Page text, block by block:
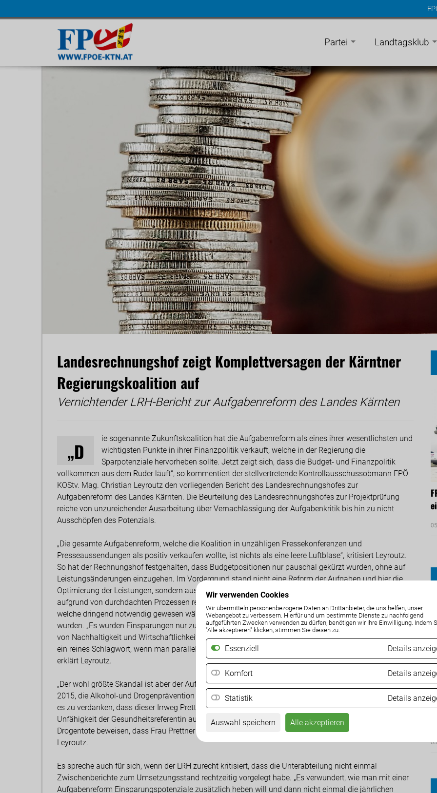
Wir verwenden Cookies
Wir übermitteln personenbezogene Daten an Drittanbieter, die uns helfen, unser
Webangebot zu verbessern. Hierfür und um bestimmte Dienste zu nachfolgend
aufgeführten Zwecken verwenden zu dürfen, benötigen wir Ihre Einwilligung. Indem
"Alle akzeptieren" klicken, stimmen Sie diesen zu.
Essenziell Details
Komfort Details
Statistik Details
Auswahl speichern Alle akzeptieren
Navigation
Partei Landtagsklub
Landesrechnungshof zeigt Komplettversagen der Kärntner
Regierungskoalition auf
Vernichtender LRH-Bericht zur Aufgabenreform des Landes Kärnten
„D
ie sogenannte Zukunftskoalition hat die Aufgabenreform als eines ihrer wesentlichsten und
wichtigsten Punkte in ihrer Finanzpolitik verkauft, welche in der Regierung die
Sparpotenziale hervorheben sollte. Jetzt zeigt sich, dass die Budget- und Finanzpolitik
vollkommen aus dem Ruder läuft“, so kommentiert der stellvertretende Kontrollausschussobmann FPÖ-
KOStv. Mag. Christian Leyroutz den vorliegenden Bericht des Landesrechnungshofes zur
Aufgabenreform des Landes Kärnten. Die Beurteilung des Landesrechnungshofes zur Projektprüfung
reiche von unzureichender Ausarbeitung über Vernachlässigung der Aufgabenkritik bis hin zu nicht
Ausschöpfen des Potenzials.
„Die gesamte Aufgabenreform, welche die Koalition in unzähligen Pressekonferenzen und
Presseaussendungen als positiv verkaufen wollte, ist nichts als eine leere Luftblase“, kritisiert Leyroutz.
So hat der Rechnungshof festgehalten, dass Budgetpositionen nur pauschal gekürzt wurden, ohne auf
Leistungsänderungen einzugehen. Im Vordergrund stand nicht eine Reform der Aufgaben und hier die
Optimierung der Leistungen, sondern ausschließlich ein Einsparungsziel. Einsparungen wurden nicht
aufgrund von durchdachten Prozessen realisiert und nicht auf der Grundlage von Reformvorschlägen,
welche dringend notwendig gewesen wären, sondern nur indem Bürgern Leistungen weggenommen
wurden. „Es wurden Einsparungen nur zu Lasten der Kärntner Bevölkerung durchgeführt, kein Thema
von Nachhaltigkeit und Wirtschaftlichkeit. Das Schlagwort Wirkungsorientierung der Verwaltung bleibt
ein reines Schlagwort, wenn man parallel zwei aufeinander nicht abgestimmte Reformen verfolgt“,
erklärt Leyroutz.
„Der wohl größte Skandal ist aber der Auftrag der Gesundheitsreferentin LHStv. Prettner aus dem Jahr
2015, die Alkohol-und Drogenprävention zu kürzen bzw. einzustellen. Nur der zuständigen Abteilung ist
es zu verdanken, dass dieser Irrweg Prettners gestoppt wurde. Allein dieses Beispiel zeigt die
Unfähigkeit der Gesundheitsreferentin auf, mit den wirklichen Problemen des Landes umzugehen. 20
Drogentote beweisen, dass Frau Prettner das Problem weder damals noch heute erkannt hat“, bekräftigt
Leyroutz.
Es spreche auch für sich, wenn der LRH zurecht kritisiert, dass die Unterabteilung nicht einmal
Zwischenberichte zum Umsetzungsstand rechtzeitig vorgelegt habe. „Es verwundert, wie man mit einer
Aufgabenreform Einsparungspotenziale zusätzlich heben will und dann nicht einmal die jährlichen